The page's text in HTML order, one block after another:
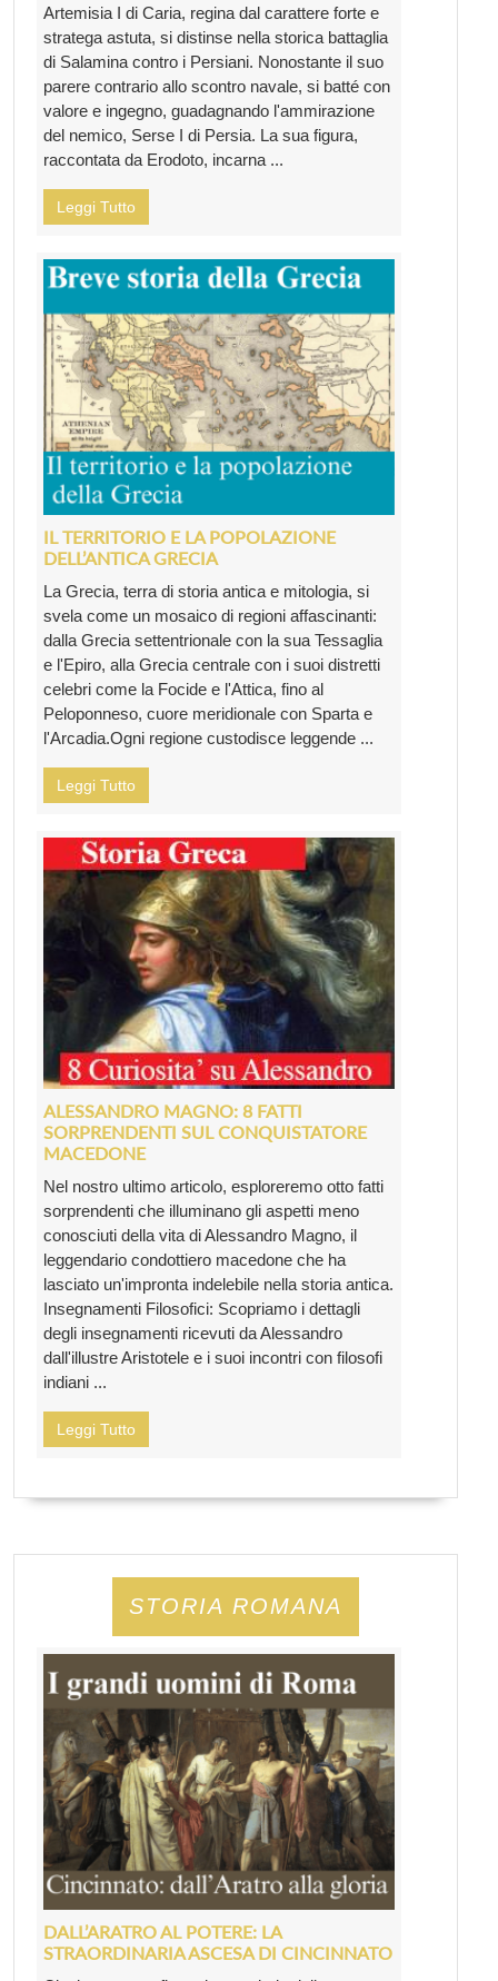
Artemisia I di Caria, regina dal carattere forte e
stratega astuta, si distinse nella storica battaglia
di Salamina contro i Persiani. Nonostante il suo
parere contrario allo scontro navale, si batté con
valore e ingegno, guadagnando l'ammirazione
del nemico, Serse I di Persia. La sua figura,
raccontata da Erodoto, incarna ...
Leggi Tutto
IL TERRITORIO E LA POPOLAZIONE
DELL’ANTICA GRECIA
La Grecia, terra di storia antica e mitologia, si
svela come un mosaico di regioni affascinanti:
dalla Grecia settentrionale con la sua Tessaglia
e l'Epiro, alla Grecia centrale con i suoi distretti
celebri come la Focide e l'Attica, fino al
Peloponneso, cuore meridionale con Sparta e
l'Arcadia.Ogni regione custodisce leggende ...
Leggi Tutto
ALESSANDRO MAGNO: 8 FATTI
SORPRENDENTI SUL CONQUISTATORE
MACEDONE
Nel nostro ultimo articolo, esploreremo otto fatti
sorprendenti che illuminano gli aspetti meno
conosciuti della vita di Alessandro Magno, il
leggendario condottiero macedone che ha
lasciato un'impronta indelebile nella storia antica.
Insegnamenti Filosofici: Scopriamo i dettagli
degli insegnamenti ricevuti da Alessandro
dall'illustre Aristotele e i suoi incontri con filosofi
indiani ...
Leggi Tutto
STORIA ROMANA
DALL’ARATRO AL POTERE: LA
STRAORDINARIA ASCESA DI CINCINNATO